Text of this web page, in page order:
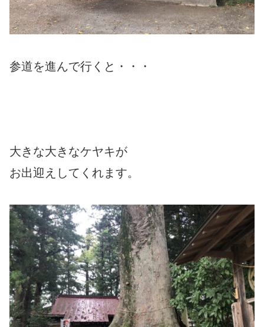
参道を進んで行くと・・・
大きな大きなケヤキが
お出迎えしてくれます。